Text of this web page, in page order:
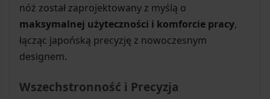
nóż został zaprojektowany z myślą o
maksymalnej użyteczności i komforcie pracy,
łącząc japońską precyzję z nowoczesnym
designem.
Wszechstronność i Precyzja